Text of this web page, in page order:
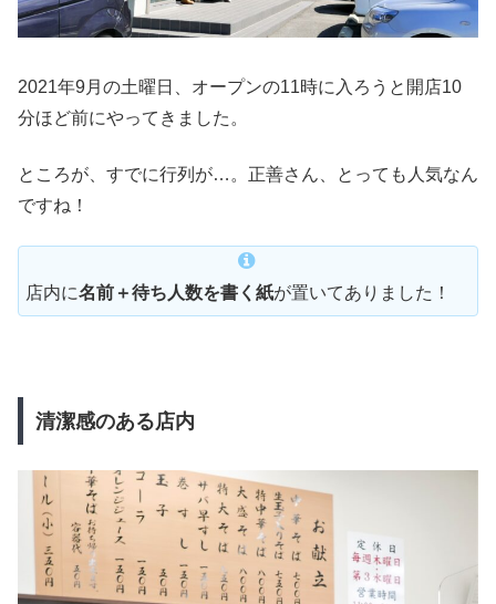
2021年9月の土曜日、オープンの11時に入ろうと開店10
分ほど前にやってきました。
ところが、すでに行列が…。正善さん、とっても人気なん
ですね！
店内に名前＋待ち人数を書く紙が置いてありました！
清潔感のある店内